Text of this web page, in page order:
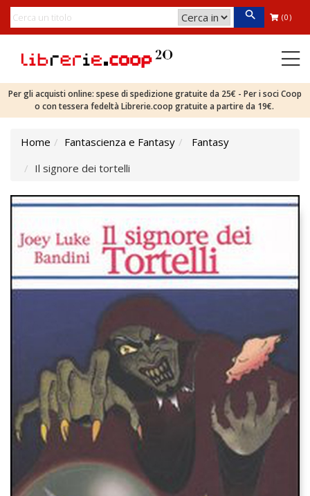
(0)
Per gli acquisti online: spese di spedizione gratuite da 25€ - Per i soci Coop
o con tessera fedeltà Librerie.coop gratuite a partire da 19€.
Home Fantascienza e Fantasy
Fantasy
Il signore dei tortelli